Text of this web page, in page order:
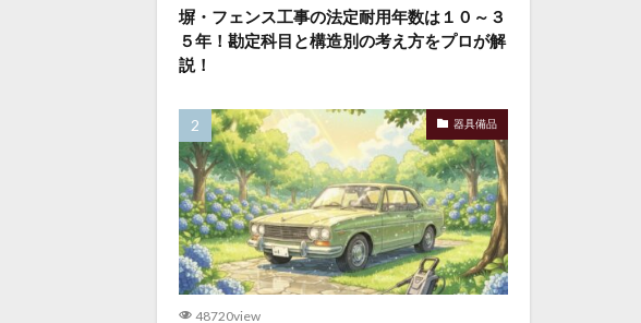
塀・フェンス工事の法定耐用年数は１０～３
５年！勘定科目と構造別の考え方をプロが解
説！
器具備品
48720view